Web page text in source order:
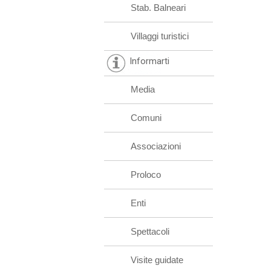
Stab. Balneari
Villaggi turistici
Informarti
Media
Comuni
Associazioni
Proloco
Enti
Spettacoli
Visite guidate